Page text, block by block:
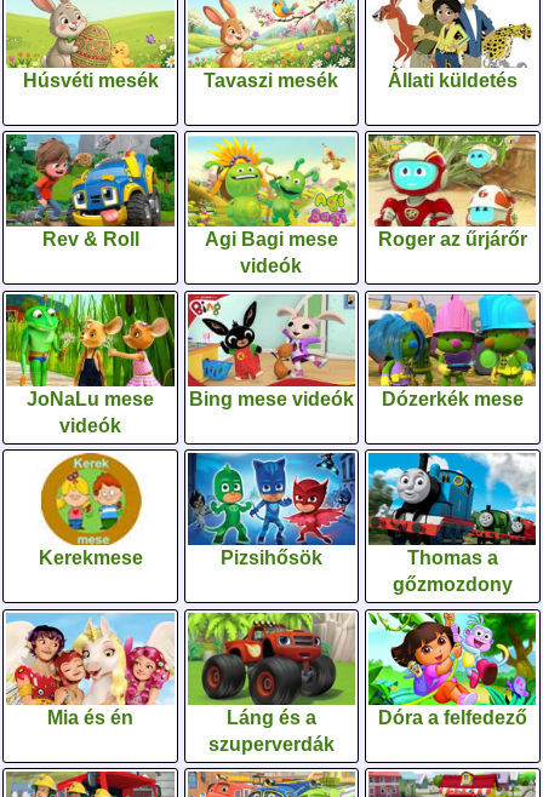
Húsvéti mesék Tavaszi mesék Állati küldetés
Rev & Roll
Agi Bagi mese
videók
Roger az űrjárőr
JoNaLu mese
videók
Bing mese videók Dózerkék mese
Kerekmese Pizsihősök
Thomas a
gőzmozdony
Mia és én
Láng és a
szuperverdák
Dóra a felfedező